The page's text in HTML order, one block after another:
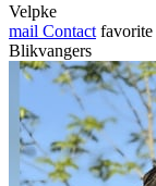
Velpke
mail Contact favorite
Blikvangers